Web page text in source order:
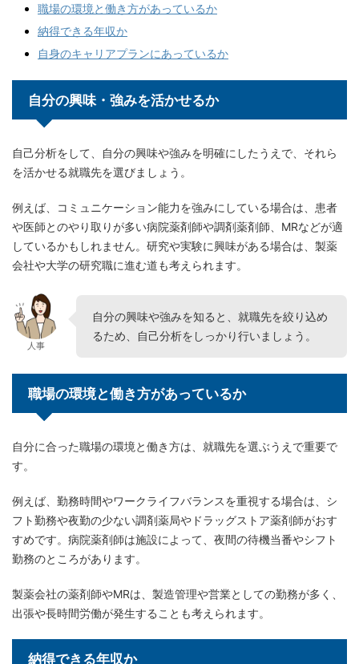
職場の環境と働き方があっているか
納得できる年収か
自身のキャリアプランにあっているか
自分の興味・強みを活かせるか
自己分析をして、自分の興味や強みを明確にしたうえで、それら
を活かせる就職先を選びましょう。
例えば、コミュニケーション能力を強みにしている場合は、患者
や医師とのやり取りが多い病院薬剤師や調剤薬剤師、MRなどが適
しているかもしれません。研究や実験に興味がある場合は、製薬
会社や大学の研究職に進む道も考えられます。
人事
自分の興味や強みを知ると、就職先を絞り込め
るため、自己分析をしっかり行いましょう。
職場の環境と働き方があっているか
自分に合った職場の環境と働き方は、就職先を選ぶうえで重要で
す。
例えば、勤務時間やワークライフバランスを重視する場合は、シ
フト勤務や夜勤の少ない調剤薬局やドラッグストア薬剤師がおす
すめです。病院薬剤師は施設によって、夜間の待機当番やシフト
勤務のところがあります。
製薬会社の薬剤師やMRは、製造管理や営業としての勤務が多く、
出張や長時間労働が発生することも考えられます。
納得できる年収か